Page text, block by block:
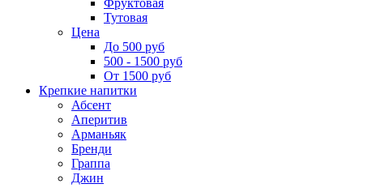
Тутовая
Цена
До 500 руб
500 - 1500 руб
От 1500 руб
Крепкие напитки
Абсент
Аперитив
Арманьяк
Бренди
Граппа
Джин